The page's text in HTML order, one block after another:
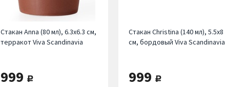
Стакан Annа (80 мл), 6.3х6.3 см,
терракот Viva Scandinavia
999 руб.
Стакан Christina (140 мл), 5.5х8
см, бордовый Viva Scandinavia
999 руб.